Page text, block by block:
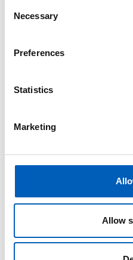
Necessary
Preferences
Statistics
Marketing
Allow
organiseret?
som landene betaler, når
penge, der skal betales)
ud fra, hvor stor del af
samlede pengepulje, når
Kvoten bestemmer
i landets stemme under
med store økonomier
IMF end små lande med
Fonden har 190